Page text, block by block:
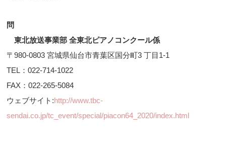
問
東北放送事業部 全東北ピアノコンクール係
〒980-0803 宮城県仙台市青葉区国分町3 丁目1-1
TEL：022-714-1022
FAX：022-265-5084
ウェブサイト:http://www.tbc-
sendai.co.jp/tc_event/special/piacon64_2020/index.html